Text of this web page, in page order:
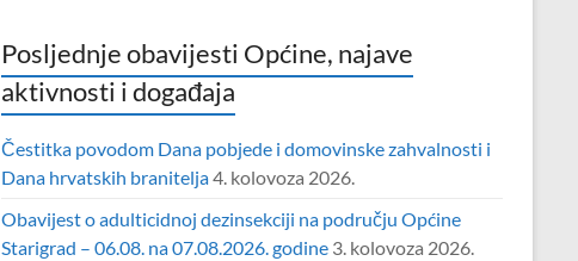
Posljednje obavijesti Općine, najave
aktivnosti i događaja
Čestitka povodom Dana pobjede i domovinske zahvalnosti i
Dana hrvatskih branitelja4. kolovoza 2026.
Obavijest o adulticidnoj dezinsekciji na području Općine
Starigrad – 06.08. na 07.08.2026. godine 3. kolovoza 2026.